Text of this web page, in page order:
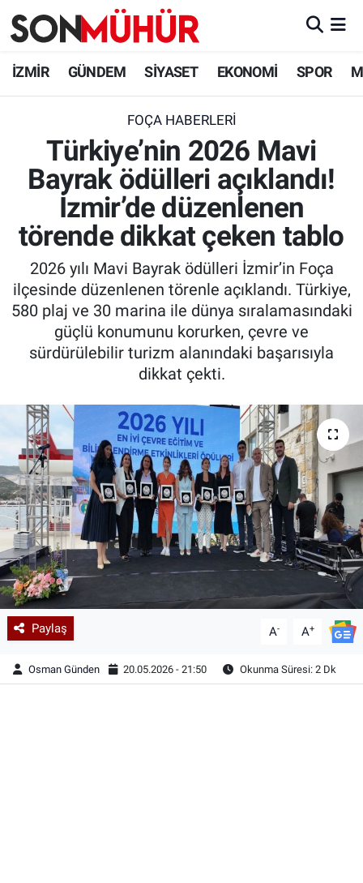
İZMİR GÜNDEM SİYASET EKONOMİ SPOR
FOÇA HABERLERI
Türkiye’nin 2026 Mavi
Bayrak ödülleri açıklandı!
İzmir’de düzenlenen
törende dikkat çeken tablo
2026 yılı Mavi Bayrak ödülleri İzmir’in Foça
ilçesinde düzenlenen törenle açıklandı. Türkiye,
580 plaj ve 30 marina ile dünya sıralamasındaki
güçlü konumunu korurken, çevre ve
sürdürülebilir turizm alanındaki başarısıyla
dikkat çekti.
Paylaş A- A+
Osman Günden 20.05.2026 - 21:50 Okunma Süresi: 2 Dk
İzmir Nöbetçi Eczaneler
İzmir Namaz Vakitleri
İzmir Trafik Yoğunluk Haritası
Süper Lig Puan Durumu ve Fikstür
Tüm Manşetler
Son Dakika Haberleri
Haber Arşivi